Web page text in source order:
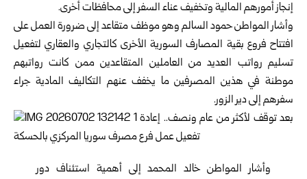
إنجاز أمورهم المالية وتخفيف عناء السفر إلى محافظات أخرى.
وأشار المواطن حمود السالم وهو موظف متقاعد إلى ضرورة العمل على
افتتاح فروع بقية المصارف السورية الأخرى كالتجاري والعقاري لتفعيل
تسليم رواتب العديد من العاملين المتقاعدين ممن كانت رواتبهم
موطنة في هذين المصرفين ما يخفف عنهم التكاليف المادية جراء
سفرهم إلى دير الزور.
وأشار المواطن خالد المحمد إلى أهمية استئناف دور